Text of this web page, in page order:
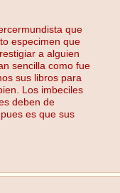
que
especimen que
a alguien
sencilla como fue
sus libros para
Los imbeciles
deben de
es que sus